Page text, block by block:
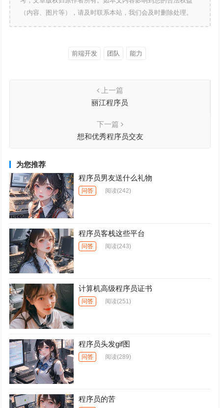
（内容、图片等），请及时联系本站，我们会及时删除处理。
前端开发 团队 能力
上一篇
丽江程序员
下一篇
想和优秀程序员交友
为您推荐
程序员男友送什么礼物
问答 阅读(242)
程序员客栈这些平台
问答 阅读(243)
计算机高级程序员证书
问答 阅读(251)
程序员头发gif图
问答 阅读(289)
程序员的苦